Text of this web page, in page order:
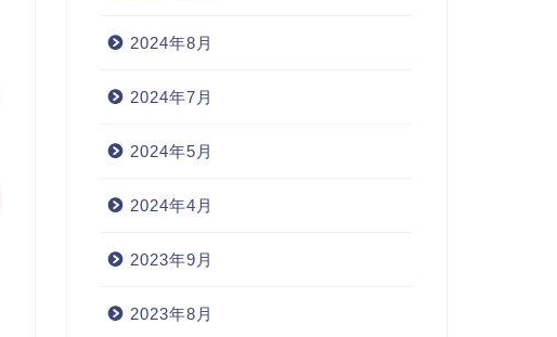
2024年8月
2024年7月
2024年5月
2024年4月
2023年9月
2023年8月